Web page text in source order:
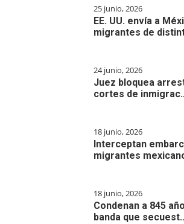
25 junio, 2026
EE. UU. envía a
migrantes de
24 junio, 2026
Juez bloquea
cortes de
18 junio, 2026
Interceptan
migrantes
18 junio, 2026
Condenan a 845
banda que